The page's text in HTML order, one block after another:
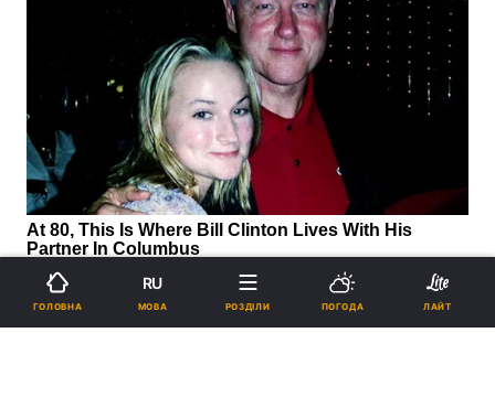
ГОЛОВНА
RU
МОВА РОЗДІЛИ ПОГОДА ЛАЙТ